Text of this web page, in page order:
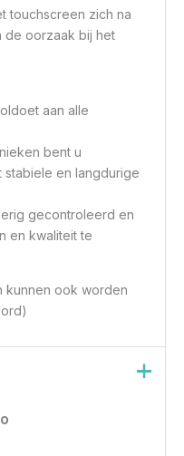
touchscreen zich na
de oorzaak bij het
aan alle
bent u
en langdurige
gecontroleerd en
en kwaliteit te
kunnen ook worden